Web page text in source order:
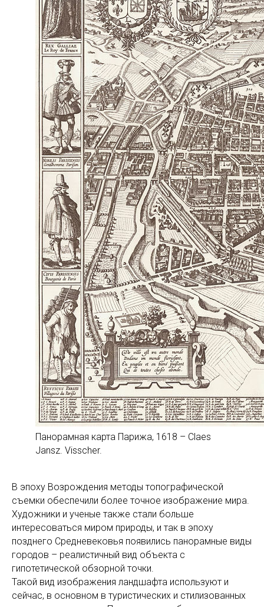
Панорамная карта Парижа, 1618 – Claes
Jansz. Visscher.
В эпоху Возрождения методы топографической
съемки обеспечили более точное изображение мира.
Художники и ученые также стали больше
интересоваться миром природы, и так в эпоху
позднего Средневековья появились панорамные виды
городов – реалистичный вид объекта с
гипотетической обзорной точки.
Такой вид изображения ландшафта используют и
сейчас, в основном в туристических и стилизованных